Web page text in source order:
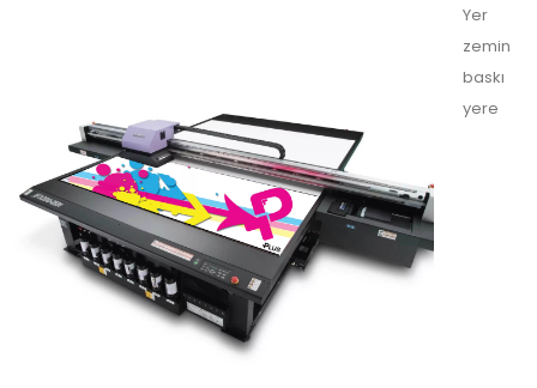
Yer
zemin
baskı
yere